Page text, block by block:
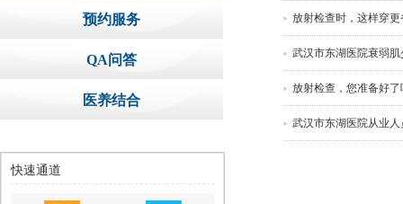
预约服务
QA问答
医养结合
快速通道
放射检查时，这样穿更
武汉市东湖医院衰弱
放射检查，您准备好了
武汉市东湖医院从业